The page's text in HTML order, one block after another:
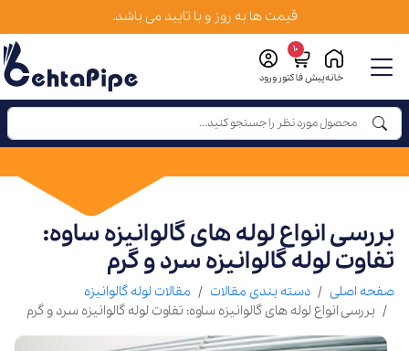
قیمت ها به روز و با تایید می باشد.
خانهپیش فاکتور
10
ورود
بررسی انواع لوله‌ های گالوانیزه ساوه:
تفاوت لوله گالوانیزه سرد و گرم
صفحه اصلی دسته بندی مقالات
مقالات لوله گالوانیزه
بررسی انواع لوله‌ های گالوانیزه ساوه: تفاوت لوله گالوانیزه سرد و گرم